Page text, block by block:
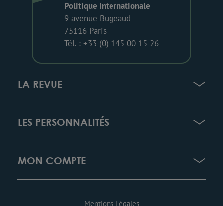
Politique Internationale
9 avenue Bugeaud
75116 Paris
Tél. : +33 (0) 145 00 15 26
LA REVUE
LES PERSONNALITÉS
MON COMPTE
Mentions Légales